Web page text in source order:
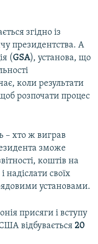
згідно із
президентства. А
(GSA), установа, що
коли результати
розпочати процес
– хто ж виграв
зможе
коштів на
надіслати своїх
установами.
присяги і вступу
відбувається 20